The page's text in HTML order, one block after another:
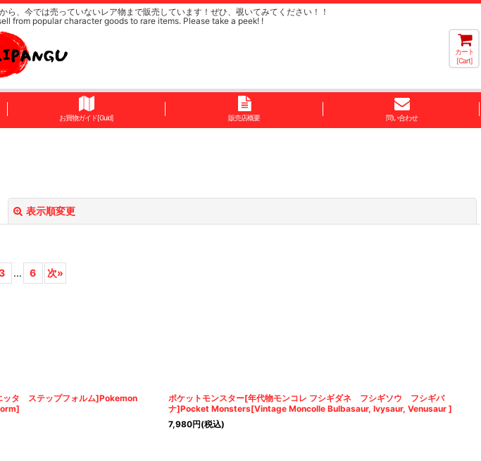
、今では売っていないレア物まで販売しています！ぜひ、覗いてみてください！！
from popular character goods to rare items. Please take a peek! !
カート
[Cart]
お買物ガイド[Guid] 販売店概要 問い合わせ
表示順変更
... 6 次»
タ ステップフォルム]Pokemon
ポケットモンスター[年代物モンコレ フシギダネ フシギソウ フシギバ
ナ]Pocket Monsters[Vintage Moncolle Bulbasaur, Ivysaur, Venusaur ]
7,980円(税込)